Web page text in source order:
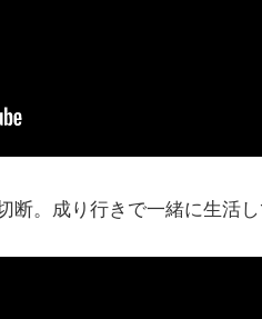
断。成り行きで一緒に生活し